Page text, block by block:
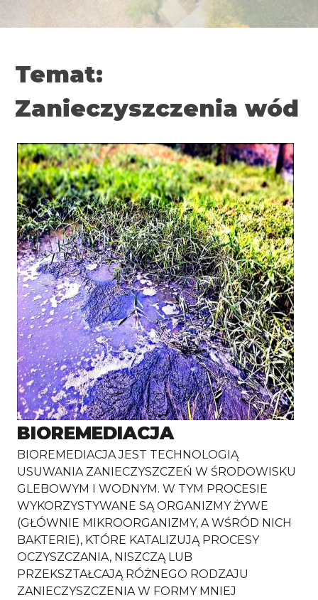
Temat:
Zanieczyszczenia wód
BIOREMEDIACJA
BIOREMEDIACJA JEST TECHNOLOGIĄ
USUWANIA ZANIECZYSZCZEŃ W ŚRODOWISKU
GLEBOWYM I WODNYM. W TYM PROCESIE
WYKORZYSTYWANE SĄ ORGANIZMY ŻYWE
(GŁÓWNIE MIKROORGANIZMY, A WŚRÓD NICH
BAKTERIE), KTÓRE KATALIZUJĄ PROCESY
OCZYSZCZANIA, NISZCZĄ LUB
PRZEKSZTAŁCAJĄ RÓŻNEGO RODZAJU
ZANIECZYSZCZENIA W FORMY MNIEJ